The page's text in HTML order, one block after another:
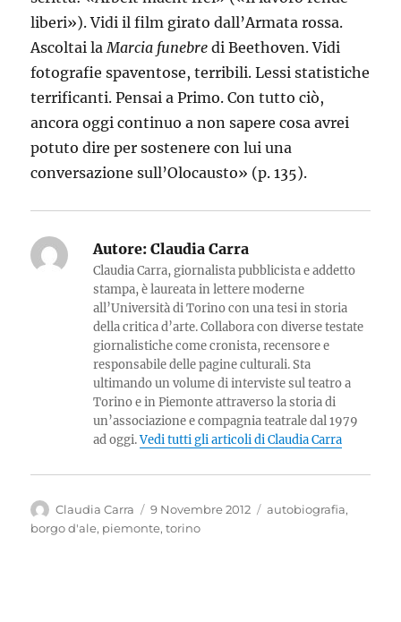
liberi»). Vidi il film girato dall’Armata rossa.
Ascoltai laMarcia funebre di Beethoven. Vidi
fotografie spaventose, terribili. Lessi statistiche
terrificanti. Pensai a Primo. Con tutto ciò,
ancora oggi continuo a non sapere cosa avrei
potuto dire per sostenere con lui una
conversazione sull’Olocausto» (p. 135).
Autore: Claudia Carra
Claudia Carra, giornalista pubblicista e addetto
stampa, è laureata in lettere moderne
all’Università di Torino con una tesi in storia
della critica d’arte. Collabora con diverse testate
giornalistiche come cronista, recensore e
responsabile delle pagine culturali. Sta
ultimando un volume di interviste sul teatro a
Torino e in Piemonte attraverso la storia di
un’associazione e compagnia teatrale dal 1979
ad oggi.Vedi tutti gli articoli di Claudia Carra
Autore
Claudia Carra
Pubblicato
il
9 Novembre 2012 Tag
autobiografia,
borgo d'ale, piemonte,torino